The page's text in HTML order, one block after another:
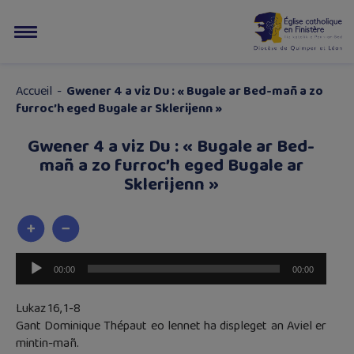
Accueil - Gwener 4 a viz Du : « Bugale ar Bed-mañ a zo
furroc’h eged Bugale ar Sklerijenn »
Gwener 4 a viz Du : « Bugale ar Bed-
mañ a zo furroc’h eged Bugale ar
Sklerijenn »
Lecteur
audio
00:00 00:00
Lukaz 16, 1-8
Gant Dominique Thépaut eo lennet ha displeget an Aviel er
mintin-mañ.